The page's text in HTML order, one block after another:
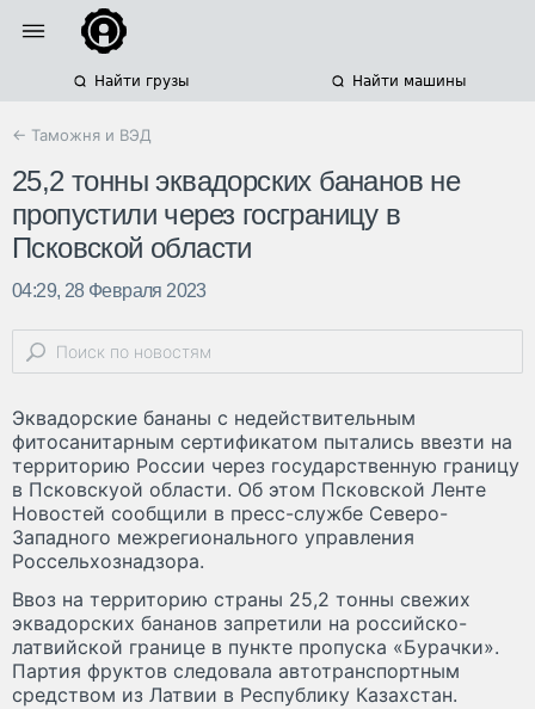
Найти грузы Найти машины
← Таможня и ВЭД
25,2 тонны эквадорских бананов не
пропустили через госграницу в
Псковской области
04:29, 28 Февраля 2023
Эквадорские бананы с недействительным
фитосанитарным сертификатом пытались ввезти на
территорию России через государственную границу
в Псковскуой области. Об этом Псковской Ленте
Новостей сообщили в пресс-службе Северо-
Западного межрегионального управления
Россельхознадзора.
Ввоз на территорию страны 25,2 тонны свежих
эквадорских бананов запретили на российско-
латвийской границе в пункте пропуска «Бурачки».
Партия фруктов следовала автотранспортным
средством из Латвии в Республику Казахстан.